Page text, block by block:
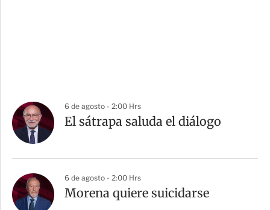
6 de agosto - 2:00 Hrs
El sátrapa saluda el diálogo
6 de agosto - 2:00 Hrs
Morena quiere suicidarse